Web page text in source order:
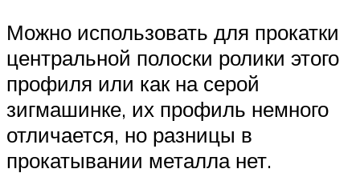
Можно использовать для прокатки
центральной полоски ролики этого
профиля или как на серой
зигмашинке, их профиль немного
отличается, но разницы в
прокатывании металла нет.